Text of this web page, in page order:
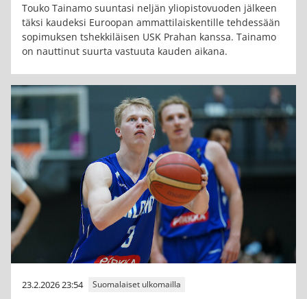
Touko Tainamo suuntasi neljän yliopistovuoden jälkeen
täksi kaudeksi Euroopan ammattilaiskentille tehdessään
sopimuksen tshekkiläisen USK Prahan kanssa. Tainamo
on nauttinut suurta vastuuta kauden aikana.
23.2.2026 23:54 Suomalaiset ulkomailla